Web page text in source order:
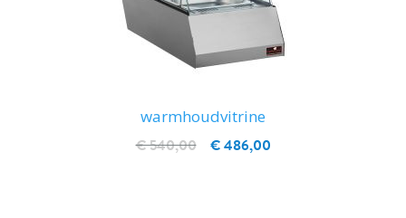
warmhoudvitrine
€ 486,00
€ 540,00